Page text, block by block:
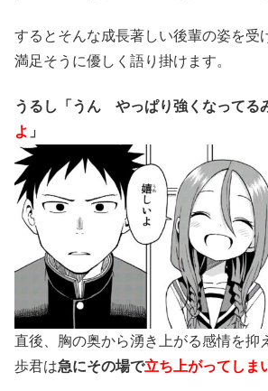
するとそんな成長著しい後輩の姿を受
満足そうに優しく語り掛けます。
うるし「うん やっぱり強くなってる
よ 」
直後、胸の奥から湧き上がる感情を抑
歩君は急にその場で立ち上がってしま